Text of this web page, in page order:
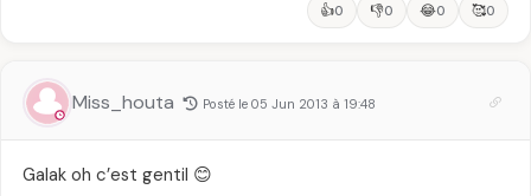
👍0 👎0 😂0 🥰0
Miss_houta Posté le 05 Jun 2013 à 19:48
Galak oh c’est gentil 😊